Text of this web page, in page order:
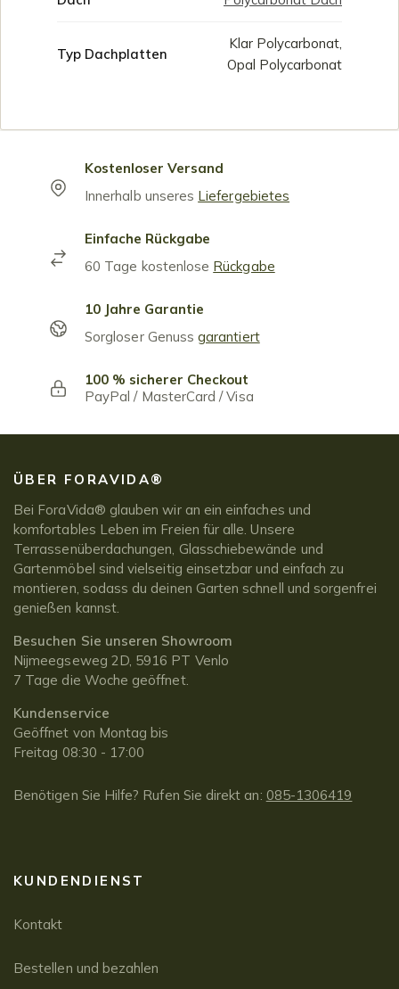
Typ Dachplatten
Klar Polycarbonat,
Opal Polycarbonat
Kostenloser Versand
Innerhalb unseres Liefergebietes
Einfache Rückgabe
60 Tage kostenlose Rückgabe
10 Jahre Garantie
Sorgloser Genussgarantiert
100 % sicherer Checkout
PayPal / MasterCard / Visa
ÜBER FORAVIDA®
Bei ForaVida® glauben wir an ein einfaches und
komfortables Leben im Freien für alle. Unsere
Terrassenüberdachungen, Glasschiebewände und
Gartenmöbel sind vielseitig einsetzbar und einfach zu
montieren, sodass du deinen Garten schnell und sorgenfrei
genießen kannst.
Besuchen Sie unseren Showroom
Nijmeegseweg 2D, 5916 PT Venlo
7 Tage die Woche geöffnet.
Kundenservice
Geöffnet von Montag bis
Freitag 08:30 - 17:00
Benötigen Sie Hilfe? Rufen Sie direkt an: 085-1306419
KUNDENDIENST
Kontakt
Bestellen und bezahlen